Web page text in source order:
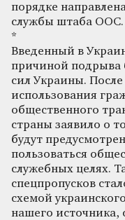
порядке
службы штаба ООС.
*
Введенный в
причиной подрыва
сил Украины.
использования
общественного
страны заявило о
будут
пользоваться
служебных целях.
спецпропусков
схемой
нашего источника,